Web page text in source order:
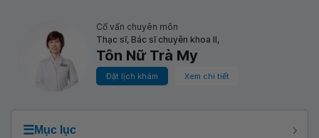
Cố vấn chuyên môn
Thạc sĩ, Bác sĩ chuyên khoa II,
Tôn Nữ Trà My
Đặt lịch khám Xem chi tiết
☰Mục lục